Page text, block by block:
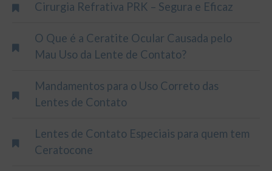
Cirurgia Refrativa PRK – Segura e Eficaz
O Que é a Ceratite Ocular Causada pelo
Mau Uso da Lente de Contato?
Mandamentos para o Uso Correto das
Lentes de Contato
Lentes de Contato Especiais para quem tem
Ceratocone